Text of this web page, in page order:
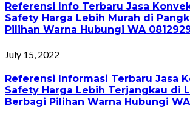
Referensi Info Terbaru Jasa
Safety Harga Lebih Murah di
Pilihan Warna Hubungi WA
July 15, 2022
Referensi Informasi Terbaru Jasa
Safety Harga Lebih Terjangkau di
Berbagi Pilihan Warna Hubungi WA